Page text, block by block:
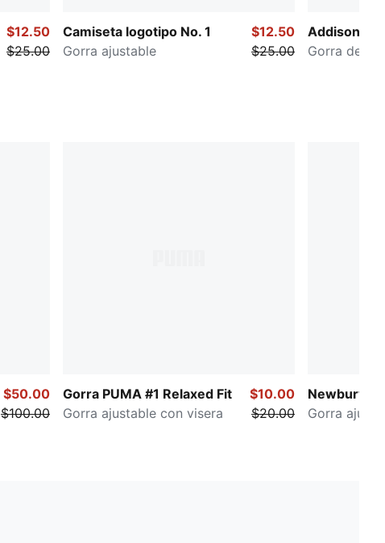
$12.50
$25.00
Camiseta logotipo No. 1
Gorra ajustable
$12.50
$25.00
Addison 2.0
Gorra de
$50.00
$100.00
Gorra PUMA #1 Relaxed Fit
Gorra ajustable con visera
$10.00
$20.00
Newbury
Gorra